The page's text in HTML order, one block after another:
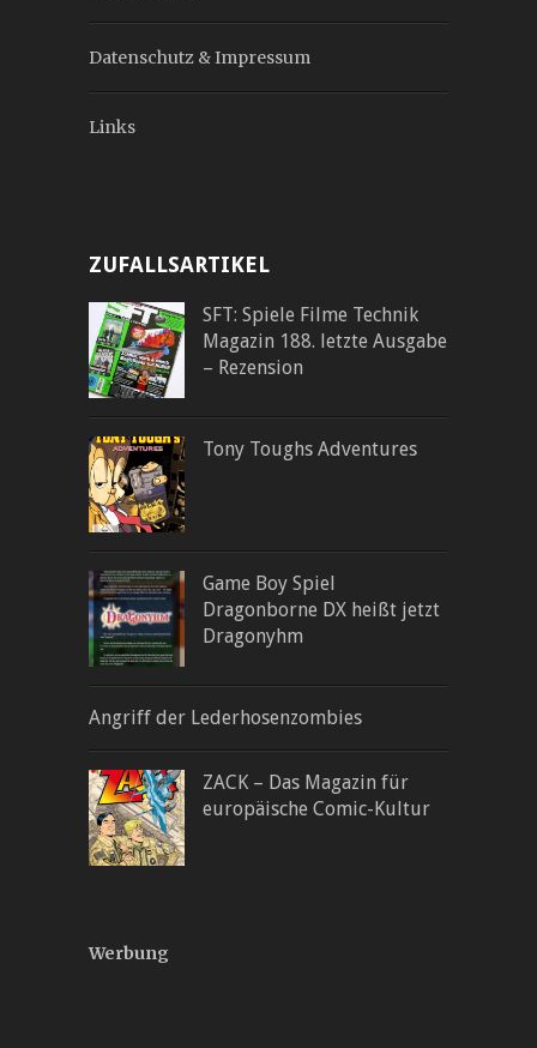
Datenschutz & Impressum
Links
ZUFALLSARTIKEL
SFT: Spiele Filme Technik
Magazin 188. letzte Ausgabe
– Rezension
Tony Toughs Adventures
Game Boy Spiel
Dragonborne DX heißt jetzt
Dragonyhm
Angriff der Lederhosenzombies
ZACK – Das Magazin für
europäische Comic-Kultur
Werbung